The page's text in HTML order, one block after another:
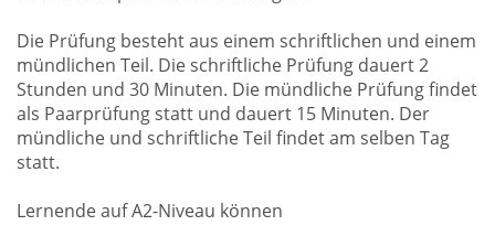
Die Prüfung besteht aus einem schriftlichen und einem
mündlichen Teil. Die schriftliche Prüfung dauert 2
Stunden und 30 Minuten. Die mündliche Prüfung findet
als Paarprüfung statt und dauert 15 Minuten. Der
mündliche und schriftliche Teil findet am selben Tag
statt.
Lernende auf A2-Niveau können